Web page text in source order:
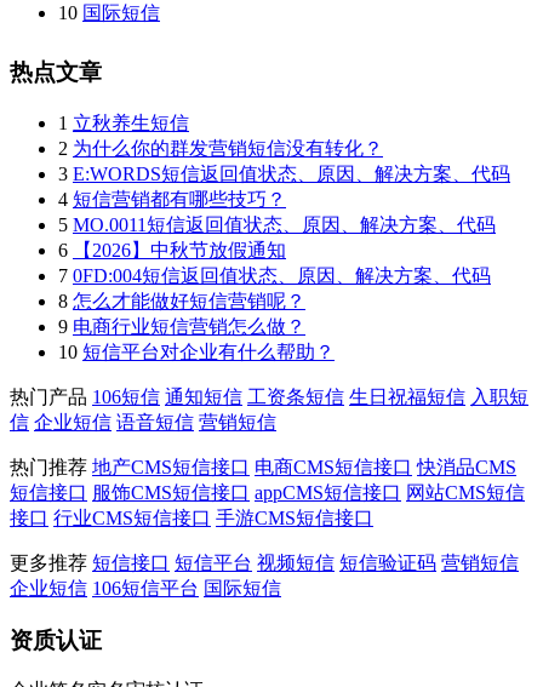
10 国际短信
热点文章
1 立秋养生短信
2 为什么你的群发营销短信没有转化？
3 E:WORDS短信返回值状态、原因、解决方案、代码
4 短信营销都有哪些技巧？
5 MO.0011短信返回值状态、原因、解决方案、代码
6
【2026】中秋节放假通知
7 0FD:004短信返回值状态、原因、解决方案、代码
8 怎么才能做好短信营销呢？
9 电商行业短信营销怎么做？
10 短信平台对企业有什么帮助？
热门产品 106短信 通知短信 工资条短信 生日祝福短信 入职短
信 企业短信 语音短信 营销短信
热门推荐 地产CMS短信接口 电商CMS短信接口 快消品CMS
短信接口 服饰CMS短信接口 appCMS短信接口 网站CMS短信
接口 行业CMS短信接口 手游CMS短信接口
更多推荐 短信接口 短信平台 视频短信 短信验证码 营销短信
企业短信 106短信平台 国际短信
资质认证